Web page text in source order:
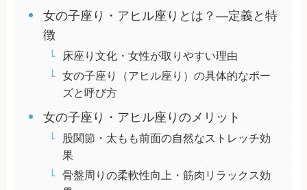
女の子座り・アヒル座りとは？―定義と特
徴
床座り文化・女性が取りやすい理由
女の子座り（アヒル座り）の具体的なポー
ズと呼び方
女の子座り・アヒル座りのメリット
股関節・太もも前面の自然なストレッチ効
果
骨盤周りの柔軟性向上・筋肉リラックス効